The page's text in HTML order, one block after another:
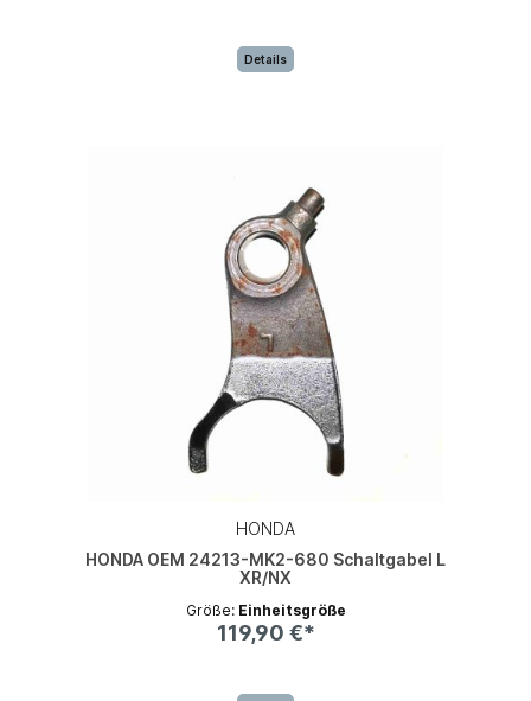
Details
HONDA
HONDA OEM 24213-MK2-680 Schaltgabel L
XR/NX
Größe: Einheitsgröße
119,90 €*